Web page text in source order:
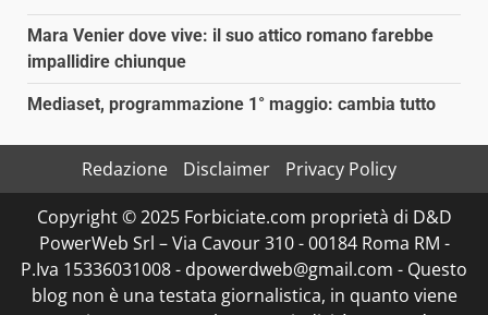
Mara Venier dove vive: il suo attico romano farebbe
impallidire chiunque
Mediaset, programmazione 1° maggio: cambia tutto
Redazione Disclaimer
Privacy Policy
Copyright © 2025 Forbiciate.com proprietà di D&D
PowerWeb Srl – Via Cavour 310 - 00184 Roma RM -
P.Iva 15336031008 - dpowerdweb@gmail.com - Questo
blog non è una testata giornalistica, in quanto viene